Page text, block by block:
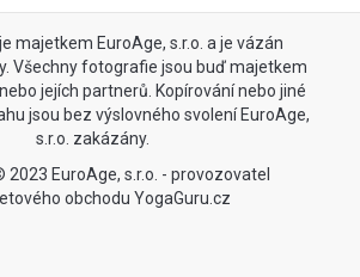
majetkem EuroAge, s.r.o. a je vázán
Všechny fotografie jsou buď majetkem
jejích partnerů. Kopírování nebo jiné
jsou bez výslovného svolení EuroAge,
s.r.o. zakázány.
EuroAge, s.r.o. - provozovatel
obchodu YogaGuru.cz